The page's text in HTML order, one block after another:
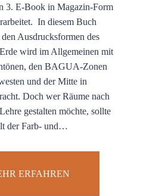
3. E-Book in Magazin-Form
In diesem Buch
Ausdrucksformen des
wird im Allgemeinen mit
den BAGUA-Zonen
und der Mitte in
Doch wer Räume nach
gestalten möchte, sollte
der Farb- und…
ERFAHREN